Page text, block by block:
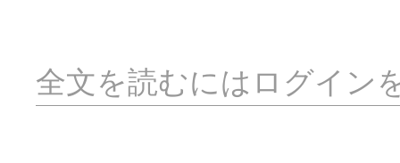
全文を読むにはログイン